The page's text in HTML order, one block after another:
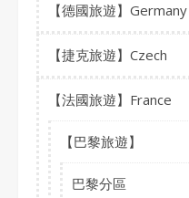
【德國旅遊】Germany
【捷克旅遊】Czech
【法國旅遊】France
【巴黎旅遊】
巴黎分區